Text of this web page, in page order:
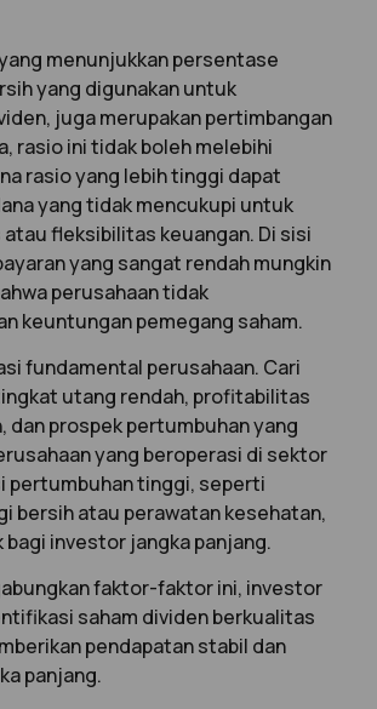
menunjukkan persentase
yang digunakan untuk
juga merupakan pertimbangan
rasio ini tidak boleh melebihi
rasio yang lebih tinggi dapat
yang tidak mencukupi untuk
fleksibilitas keuangan. Di sisi
yang sangat rendah mungkin
perusahaan tidak
keuntungan pemegang saham.
fundamental perusahaan. Cari
utang rendah, profitabilitas
dan prospek pertumbuhan yang
yang beroperasi di sektor
pertumbuhan tinggi, seperti
bersih atau perawatan kesehatan,
bagi investor jangka panjang.
faktor-faktor ini, investor
saham dividen berkualitas
pendapatan stabil dan
panjang.